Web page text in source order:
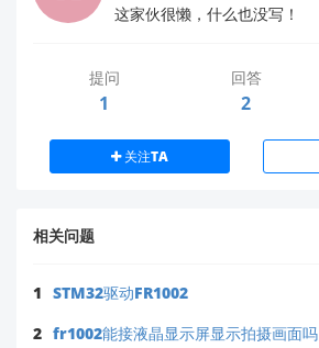
这家伙很懒，什么也没写！
提问
1
回答
2
关注TA
相关问题
1 STM32驱动FR1002
2 fr1002能接液晶显示屏显示拍摄画面吗